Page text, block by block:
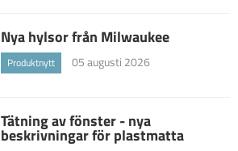
Nya hylsor från Milwaukee
Produktnytt 05 augusti 2026
Tätning av fönster - nya
beskrivningar för plastmatta